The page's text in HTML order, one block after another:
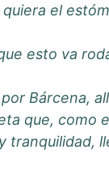
el
esto va
Bárcena,
que, como
tranquilidad,